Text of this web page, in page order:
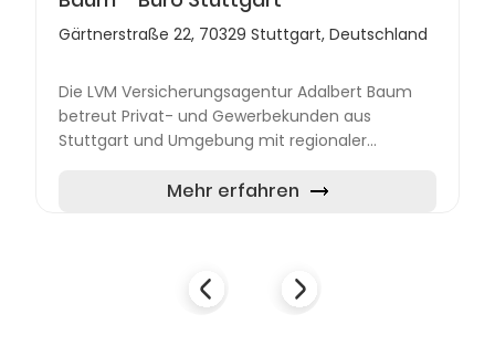
Gärtnerstraße 22, 70329 Stuttgart, Deutschland
Die LVM Versicherungsagentur Adalbert Baum
betreut Privat- und Gewerbekunden aus
Stuttgart und Umgebung mit regionaler
Stuttgart-Hedelfingen steht ein weiteres B...
Mehr erfahren